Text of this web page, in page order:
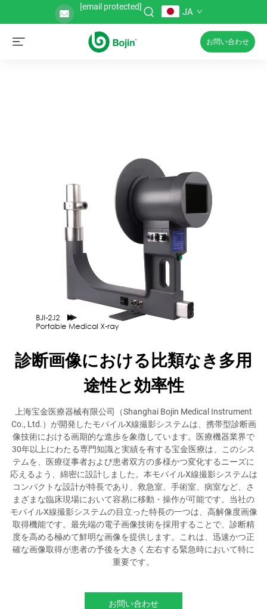
[email protected] JA
お問い合わせ
診断画像における比類なき多用
途性と効率性
上海宝金医療器械有限公司（Shanghai Bojin Medical Instrument
Co., Ltd.）が開発したモバイルX線撮影システムは、携帯型診断画
像技術における画期的な進歩を象徴しています。医療機器業界で
30年以上にわたる専門知識と実績を有する宝金医療は、このシス
テムを、医療従事者および患者双方の多様かつ変化するニーズに
応えるよう、綿密に設計しました。本モバイルX線撮影システムは
コンパクトな設計が特長であり、救急室、手術室、病室など、さ
まざまな臨床現場において容易に移動・操作が可能です。当社の
モバイルX線撮影システムの目立った特長の一つは、高解像度画像
取得機能です。最先端の電子画像技術を採用することで、診断精
度を高める極めて鮮明な画像を提供します。これは、迅速かつ正
確な画像取得が患者の予後を大きく左右する緊急時において特に
重要です。
お問い合わせ